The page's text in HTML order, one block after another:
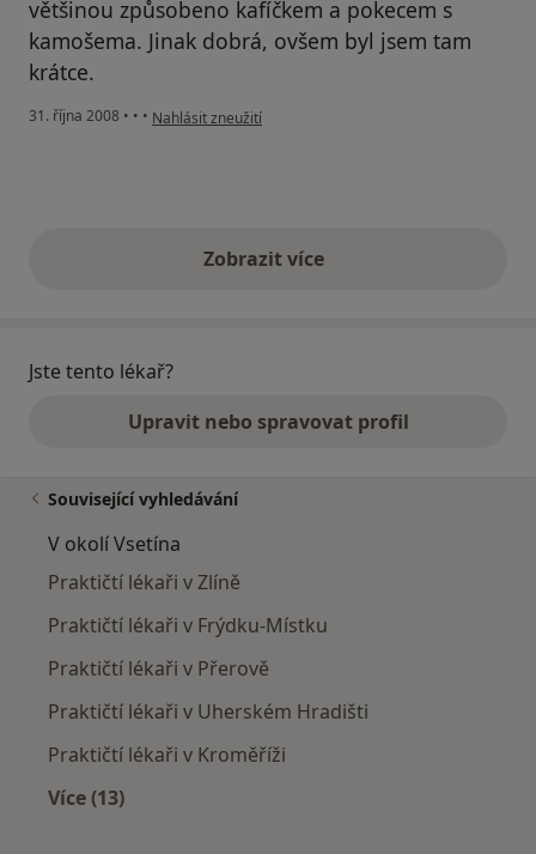
většinou způsobeno kafíčkem a pokecem s
kamošema. Jinak dobrá, ovšem byl jsem tam
krátce.
31. října 2008 • • • podle názoru uživatele Radu1
Nahlásit zneužití
Zobrazit vícevýše uvedené názory
Jste tento lékař?
Upravit nebo spravovat profil
Související vyhledávání
V okolí Vsetína
Praktičtí lékaři v Zlíně
Praktičtí lékaři v Frýdku-Místku
Praktičtí lékaři v Přerově
Praktičtí lékaři v Uherském Hradišti
Praktičtí lékaři v Kroměříži
Více (13)